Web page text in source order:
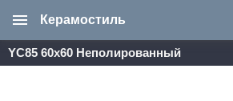
Керамостиль
YC85 60x60 Неполированный